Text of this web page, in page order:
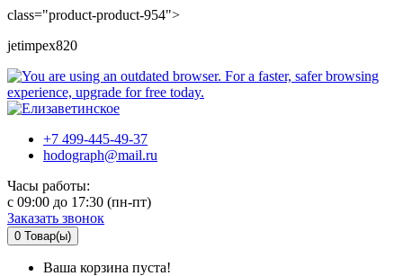
class="product-product-954">
jetimpex820
+7 499-445-49-37
hodograph@mail.ru
Часы работы:
c 09:00 до 17:30 (пн-пт)
Заказать звонок
0 Товар(ы)
Ваша корзина пуста!